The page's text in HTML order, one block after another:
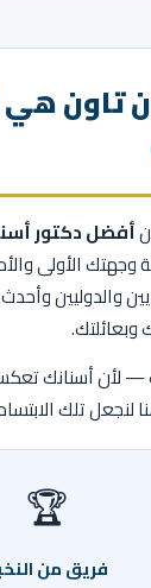
تاون هي
أفضل دكتور
وجهتك الأولى
والدوليين
وبعائلتك.
— لأن أسنانك
لنجعل تلك
🏆
فريق من